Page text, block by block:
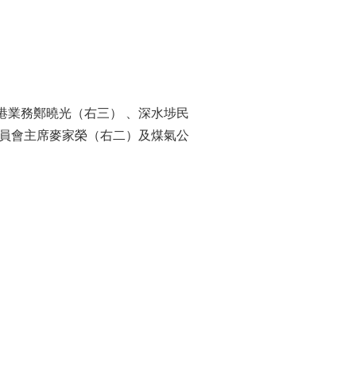
務鄭曉光（右三） 、深水埗民
會主席麥家榮（右二）及煤氣公